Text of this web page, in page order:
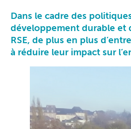
Dans le cadre des
développement durable et
RSE, de plus en plus
à réduire leur impact sur